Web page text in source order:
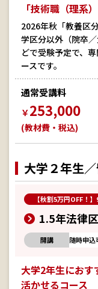
「技術職（理系
2026年秋「教養区
学区分以外（院卒
どで受験予定で、
ースです。
通常受講料
￥253,000
(教材費・税込)
大学２年生
【秋割5万円OFF！
1.5年法律
開講 随時申込
大学2年生におす
活かせるコース